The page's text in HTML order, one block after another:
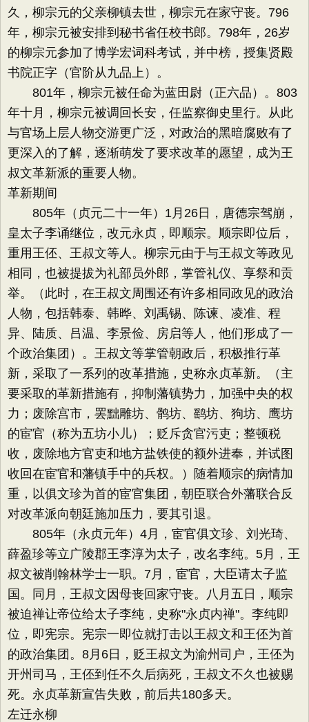
久，柳宗元的父亲柳镇去世，柳宗元在家守丧。796
年，柳宗元被安排到秘书省任校书郎。798年，26岁
的柳宗元参加了博学宏词科考试，并中榜，授集贤殿
书院正字（官阶从九品上）。
801年，柳宗元被任命为蓝田尉（正六品）。803
年十月，柳宗元被调回长安，任监察御史里行。从此
与官场上层人物交游更广泛，对政治的黑暗腐败有了
更深入的了解，逐渐萌发了要求改革的愿望，成为王
叔文革新派的重要人物。
革新期间
805年（贞元二十一年）1月26日，唐德宗驾崩，
皇太子李诵继位，改元永贞，即顺宗。顺宗即位后，
重用王伾、王叔文等人。柳宗元由于与王叔文等政见
相同，也被提拔为礼部员外郎，掌管礼仪、享祭和贡
举。（此时，在王叔文周围还有许多相同政见的政治
人物，包括韩泰、韩晔、刘禹锡、陈谏、凌准、程
异、陆质、吕温、李景俭、房启等人，他们形成了一
个政治集团）。王叔文等掌管朝政后，积极推行革
新，采取了一系列的改革措施，史称永贞革新。（主
要采取的革新措施有，抑制藩镇势力，加强中央的权
力；废除宫市，罢黜雕坊、鹘坊、鹞坊、狗坊、鹰坊
的宦官（称为五坊小儿）；贬斥贪官污吏；整顿税
收，废除地方官吏和地方盐铁使的额外进奉，并试图
收回在宦官和藩镇手中的兵权。）随着顺宗的病情加
重，以俱文珍为首的宦官集团，朝臣联合外藩联合反
对改革派向朝廷施加压力，要其引退。
805年（永贞元年）4月，宦官俱文珍、刘光琦、
薛盈珍等立广陵郡王李淳为太子，改名李纯。5月，王
叔文被削翰林学士一职。7月，宦官，大臣请太子监
国。同月，王叔文因母丧回家守丧。八月五日，顺宗
被迫禅让帝位给太子李纯，史称"永贞内禅"。李纯即
位，即宪宗。宪宗一即位就打击以王叔文和王伾为首
的政治集团。8月6日，贬王叔文为渝州司户，王伾为
开州司马，王伾到任不久后病死，王叔文不久也被赐
死。永贞革新宣告失败，前后共180多天。
左迁永柳